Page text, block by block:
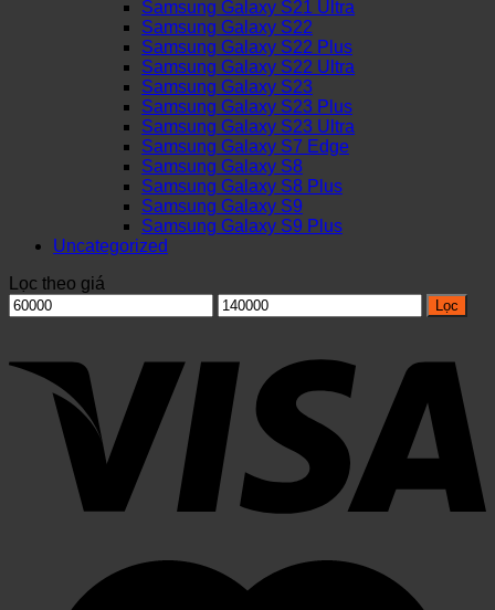
Samsung Galaxy S21 Ultra
Samsung Galaxy S22
Samsung Galaxy S22 Plus
Samsung Galaxy S22 Ultra
Samsung Galaxy S23
Samsung Galaxy S23 Plus
Samsung Galaxy S23 Ultra
Samsung Galaxy S7 Edge
Samsung Galaxy S8
Samsung Galaxy S8 Plus
Samsung Galaxy S9
Samsung Galaxy S9 Plus
Uncategorized
Lọc theo giá
Giá
thấp
Giá
cao
Lọc